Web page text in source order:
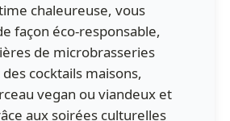
chaleureuse, vous
façon éco-responsable,
de microbrasseries
cocktails maisons,
vegan ou viandeux et
aux soirées culturelles